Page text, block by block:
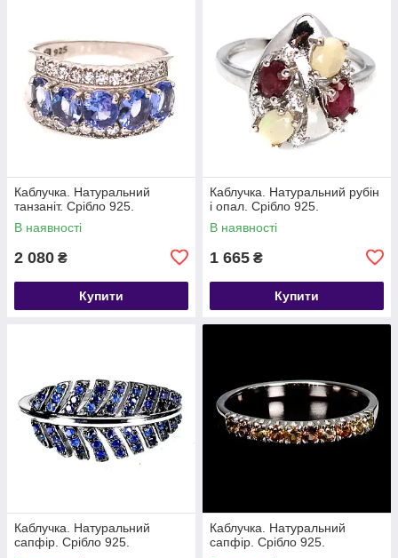
Каблучка. Натуральний
танзаніт. Срібло 925.
В наявності
2 080 ₴
Купити
Каблучка. Натуральний рубін
і опал. Срібло 925.
В наявності
1 665 ₴
Купити
Каблучка. Натуральний
сапфір. Срібло 925.
Каблучка. Натуральний
сапфір. Срібло 925.